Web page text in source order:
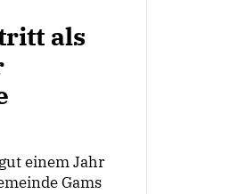
als
einem Jahr
Gams